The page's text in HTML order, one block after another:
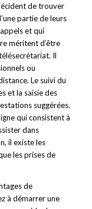
de trouver
partie de leurs
et qui
méritent d’être
Il
ou
Le suivi du
et la saisie des
suggérées.
qui consistent à
dans
il existe les
les prises de
de
à démarrer une